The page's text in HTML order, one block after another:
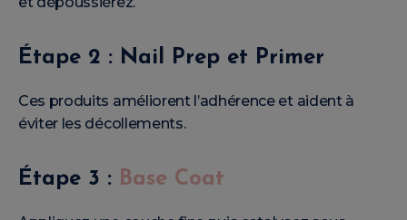
Étape 2 : Nail Prep et Primer
Ces produits améliorent l’adhérence et aident à
éviter les décollements.
Étape 3 : Base Coat